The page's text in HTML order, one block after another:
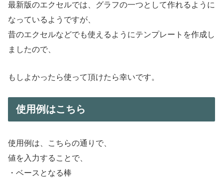
最新版のエクセルでは、グラフの一つとして作れるように
なっているようですが、
昔のエクセルなどでも使えるようにテンプレートを作成し
ましたので、
もしよかったら使って頂けたら幸いです。
使用例はこちら
使用例は、こちらの通りで、
値を入力することで、
・ベースとなる棒